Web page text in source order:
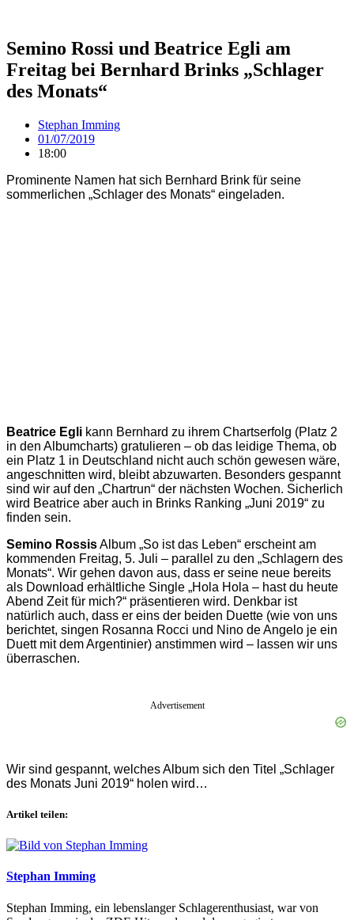
Semino Rossi und Beatrice Egli am
Freitag bei Bernhard Brinks „Schlager
des Monats“
Stephan Imming
01/07/2019
18:00
Prominente Namen hat sich Bernhard Brink für seine
sommerlichen „Schlager des Monats“ eingeladen.
Beatrice Egli kann Bernhard zu ihrem Chartserfolg (Platz 2
in den Albumcharts) gratulieren – ob das leidige Thema, ob
ein Platz 1 in Deutschland nicht auch schön gewesen wäre,
angeschnitten wird, bleibt abzuwarten. Besonders gespannt
sind wir auf den „Chartrun“ der nächsten Wochen. Sicherlich
wird Beatrice aber auch in Brinks Ranking „Juni 2019“ zu
finden sein.
Semino RossisAlbum „So ist das Leben“ erscheint am
kommenden Freitag, 5. Juli – parallel zu den „Schlagern des
Monats“. Wir gehen davon aus, dass er seine neue bereits
als Download erhältliche Single „Hola Hola – hast du heute
Abend Zeit für mich?“ präsentieren wird. Denkbar ist
natürlich auch, dass er eins der beiden Duette (wie von uns
berichtet, singen Rosanna Rocci und Nino de Angelo je ein
Duett mit dem Argentinier) anstimmen wird – lassen wir uns
überraschen.
Advertisement
Wir sind gespannt, welches Album sich den Titel „Schlager
des Monats Juni 2019“ holen wird…
Artikel teilen:
Stephan Imming
Stephan Imming, ein lebenslanger Schlagerenthusiast, war von